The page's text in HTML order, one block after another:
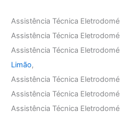
Assistência Técnica
Assistência Técnica
Assistência Técnica
Limão,
Assistência Técnica
Assistência Técnica
Assistência Técnica